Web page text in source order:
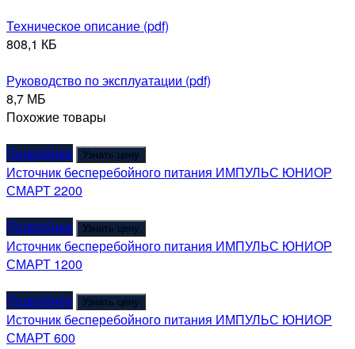
Техническое описание (pdf)
808,1 КБ
Руководство по эксплуатации (pdf)
8,7 МБ
Похожие товары
Подробнее
Узнать цену
Источник бесперебойного питания ИМПУЛЬС ЮНИОР
СМАРТ 2200
Подробнее
Узнать цену
Источник бесперебойного питания ИМПУЛЬС ЮНИОР
СМАРТ 1200
Подробнее
Узнать цену
Источник бесперебойного питания ИМПУЛЬС ЮНИОР
СМАРТ 600